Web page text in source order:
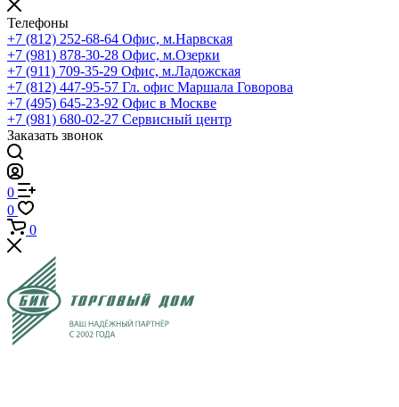
Телефоны
+7 (812) 252-68-64 Офис, м.Нарвская
+7 (981) 878-30-28 Офис, м.Озерки
+7 (911) 709-35-29 Офис, м.Ладожская
+7 (812) 447-95-57 Гл. офис Маршала Говорова
+7 (495) 645-23-92 Офис в Москве
+7 (981) 680-02-27 Сервисный центр
Заказать звонок
0
0
0